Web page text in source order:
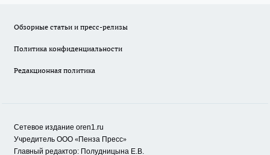
Обзорные статьи и пресс-релизы
Политика конфиденциальности
Редакционная политика
Сетевое издание oren1.ru
Учредитель ООО «Пенза Пресс»
Главный редактор: Полудницына Е.В.